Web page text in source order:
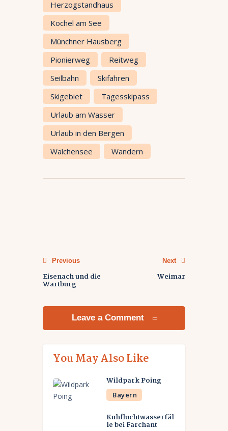
Herzogstandhaus
Kochel am See
Münchner Hausberg
Pionierweg
Reitweg
Seilbahn
Skifahren
Skigebiet
Tagesskipass
Urlaub am Wasser
Urlaub in den Bergen
Walchensee
Wandern
Previous
Eisenach und die
Wartburg
Next
Weimar
Leave a Comment
You May Also Like
Wildpark Poing
Bayern
Kuhfluchtwasserfäl
le bei Farchant